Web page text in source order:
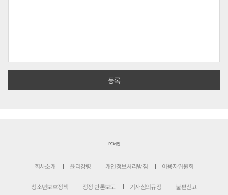
PC버전
회사소개 윤리강령 개인정보처리방침 이용자위원회
청소년보호정책 정정·반론보도 기사심의규정 불편신고